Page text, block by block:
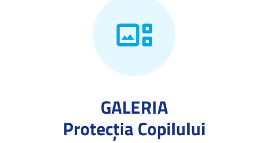
GALERIA
Protecţia Copilului